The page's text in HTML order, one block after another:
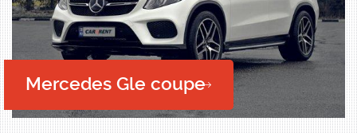
Mercedes Gle coupe